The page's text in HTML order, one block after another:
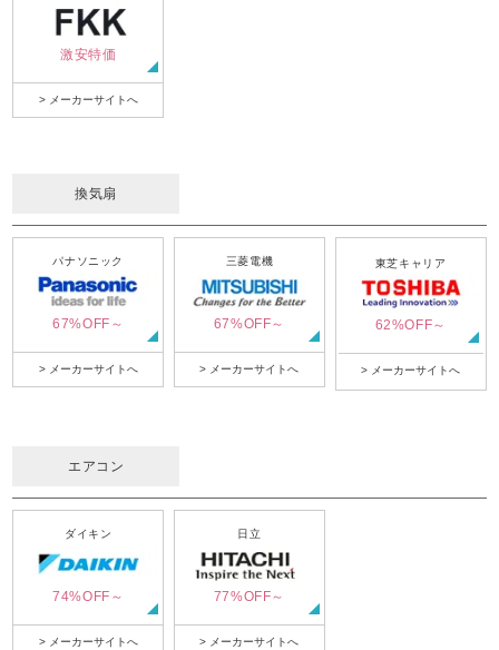
激安特価
> メーカーサイトへ
換気扇
パナソニック
67%OFF～
> メーカーサイトへ
三菱電機
67%OFF～
> メーカーサイトへ
東芝キャリア
62%OFF～
> メーカーサイトへ
エアコン
ダイキン
74%OFF～
> メーカーサイトへ
日立
77%OFF～
> メーカーサイトへ